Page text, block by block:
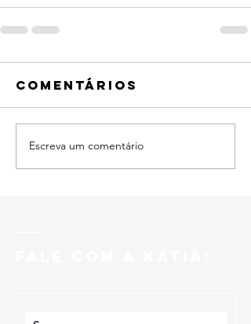
Comentários
Escreva um comentário